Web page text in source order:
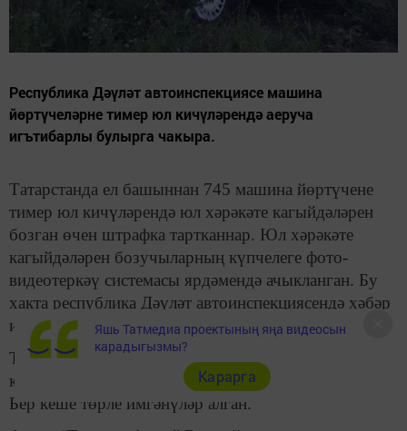
Республика Дәүләт автоинспекциясе машина
йөртүчеләрне тимер юл кичүләрендә аеруча
игътибарлы булырга чакыра.
Татарстанда ел башыннан 745 машина йөртүчене
тимер юл кичүләрендә юл хәрәкәте кагыйдәләрен
бозган өчен штрафка тартканнар. Юл хәрәкәте
кагыйдәләрен бозучыларның күпчелеге фото-
видеотеркәү системасы ярдәмендә ачыкланган. Бу
хакта республика Дәүләт автоинспекциясендә хәбәр
иттеләр.
Татарстанда быел тугыз ай эчендә тимер юл
кичүләрендә ике һәлакәт булган, дүрт кеше үлгән.
Бер кеше төрле имгәнүләр алган.
Яшь Татмедиа проектының яңа видеосын
карадыгызмы?
Карарга